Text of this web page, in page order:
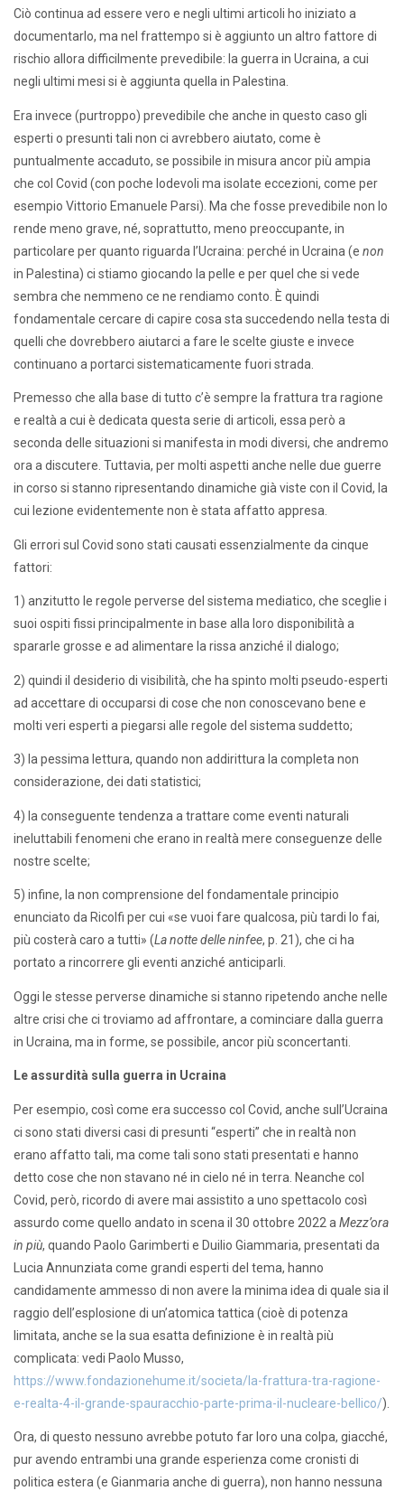
Ciò continua ad essere vero e negli ultimi articoli ho iniziato a
documentarlo, ma nel frattempo si è aggiunto un altro fattore di
rischio allora difficilmente prevedibile: la guerra in Ucraina, a cui
negli ultimi mesi si è aggiunta quella in Palestina.
Era invece (purtroppo) prevedibile che anche in questo caso gli
esperti o presunti tali non ci avrebbero aiutato, come è
puntualmente accaduto, se possibile in misura ancor più ampia
che col Covid (con poche lodevoli ma isolate eccezioni, come per
esempio Vittorio Emanuele Parsi). Ma che fosse prevedibile non lo
rende meno grave, né, soprattutto, meno preoccupante, in
particolare per quanto riguarda l’Ucraina: perché in Ucraina (e non
in Palestina) ci stiamo giocando la pelle e per quel che si vede
sembra che nemmeno ce ne rendiamo conto. È quindi
fondamentale cercare di capire cosa sta succedendo nella testa di
quelli che dovrebbero aiutarci a fare le scelte giuste e invece
continuano a portarci sistematicamente fuori strada.
Premesso che alla base di tutto c’è sempre la frattura tra ragione
e realtà a cui è dedicata questa serie di articoli, essa però a
seconda delle situazioni si manifesta in modi diversi, che andremo
ora a discutere. Tuttavia, per molti aspetti anche nelle due guerre
in corso si stanno ripresentando dinamiche già viste con il Covid, la
cui lezione evidentemente non è stata affatto appresa.
Gli errori sul Covid sono stati causati essenzialmente da cinque
fattori:
1) anzitutto le regole perverse del sistema mediatico, che sceglie i
suoi ospiti fissi principalmente in base alla loro disponibilità a
spararle grosse e ad alimentare la rissa anziché il dialogo;
2) quindi il desiderio di visibilità, che ha spinto molti pseudo-esperti
ad accettare di occuparsi di cose che non conoscevano bene e
molti veri esperti a piegarsi alle regole del sistema suddetto;
3) la pessima lettura, quando non addirittura la completa non
considerazione, dei dati statistici;
4) la conseguente tendenza a trattare come eventi naturali
ineluttabili fenomeni che erano in realtà mere conseguenze delle
nostre scelte;
5) infine, la non comprensione del fondamentale principio
enunciato da Ricolfi per cui «se vuoi fare qualcosa, più tardi lo fai,
più costerà caro a tutti» (La notte delle ninfee, p. 21), che ci ha
portato a rincorrere gli eventi anziché anticiparli.
Oggi le stesse perverse dinamiche si stanno ripetendo anche nelle
altre crisi che ci troviamo ad affrontare, a cominciare dalla guerra
in Ucraina, ma in forme, se possibile, ancor più sconcertanti.
Le assurdità sulla guerra in Ucraina
Per esempio, così come era successo col Covid, anche sull’Ucraina
ci sono stati diversi casi di presunti “esperti” che in realtà non
erano affatto tali, ma come tali sono stati presentati e hanno
detto cose che non stavano né in cielo né in terra. Neanche col
Covid, però, ricordo di avere mai assistito a uno spettacolo così
assurdo come quello andato in scena il 30 ottobre 2022 a Mezz’ora
in più, quando Paolo Garimberti e Duilio Giammaria, presentati da
Lucia Annunziata come grandi esperti del tema, hanno
candidamente ammesso di non avere la minima idea di quale sia il
raggio dell’esplosione di un’atomica tattica (cioè di potenza
limitata, anche se la sua esatta definizione è in realtà più
complicata: vedi Paolo Musso,
https://www.fondazionehume.it/societa/la-frattura-tra-ragione-
e-realta-4-il-grande-spauracchio-parte-prima-il-nucleare-bellico/).
Ora, di questo nessuno avrebbe potuto far loro una colpa, giacché,
pur avendo entrambi una grande esperienza come cronisti di
politica estera (e Gianmaria anche di guerra), non hanno nessuna